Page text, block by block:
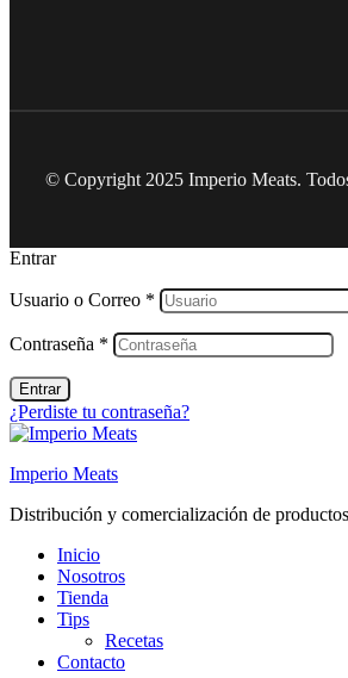
© Copyright 2025 Imperio Meats.
Entrar
Usuario o Correo *
Contraseña *
Entrar
¿Perdiste tu contraseña?
Imperio Meats
Distribución y comercialización de
Inicio
Nosotros
Tienda
Tips
Recetas
Contacto